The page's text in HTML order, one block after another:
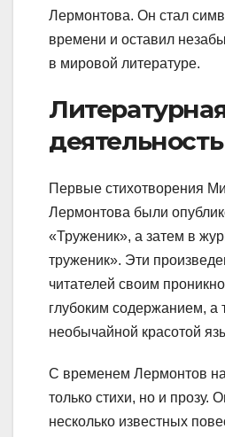
Лермонтова. Он стал
времени и оставил
в мировой литературе.
деятельность
Первые стихотворения
Лермонтова были
«Труженик», а затем в
труженик». Эти
читателей своим
глубоким содержанием, а
необычайной красотой
С временем Лермонтов
только стихи, но и прозу.
несколько известных